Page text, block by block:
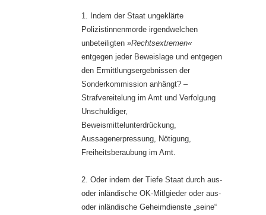
1. Indem der Staat ungeklärte
Polizistinnenmorde irgendwelchen
unbeteiligten »Rechtsextremen«
entgegen jeder Beweislage und entgegen
den Ermittlungsergebnissen der
Sonderkommission anhängt? –
Strafvereitelung im Amt und Verfolgung
Unschuldiger,
Beweismittelunterdrückung,
Aussagenerpressung, Nötigung,
Freiheitsberaubung im Amt.
2. Oder indem der Tiefe Staat durch aus-
oder inländische OK-Mitlgieder oder aus-
oder inländische Geheimdienste „seine“